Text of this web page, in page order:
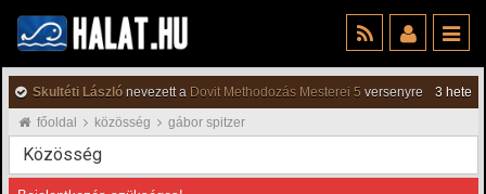
Skultéti László nevezett a Dovit Methodozás Mesterei 5 versenyre
3 hete
főoldal
közösség gábor spitzer
Közösség